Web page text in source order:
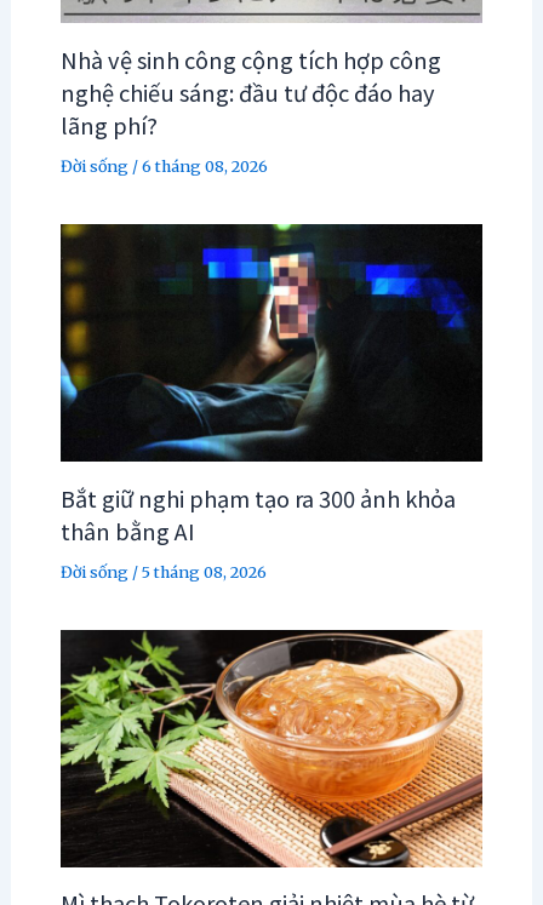
Nhà vệ sinh công cộng tích hợp công
nghệ chiếu sáng: đầu tư độc đáo hay
lãng phí?
Đời sống/6 tháng 08, 2026
Bắt giữ nghi phạm tạo ra 300 ảnh khỏa
thân bằng AI
Đời sống/5 tháng 08, 2026